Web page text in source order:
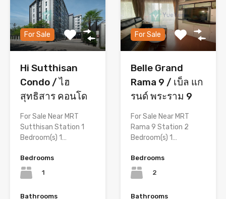
For Sale
Hi Sutthisan
Condo / ไฮ
สุทธิสาร คอนโด
For Sale Near MRT
Sutthisan Station 1
Bedroom(s) 1…
Bedrooms
1
Bathrooms
For Sale
Belle Grand
Rama 9 / เบ็ล แก
รนด์ พระราม 9
For Sale Near MRT
Rama 9 Station 2
Bedroom(s) 1…
Bedrooms
2
Bathrooms